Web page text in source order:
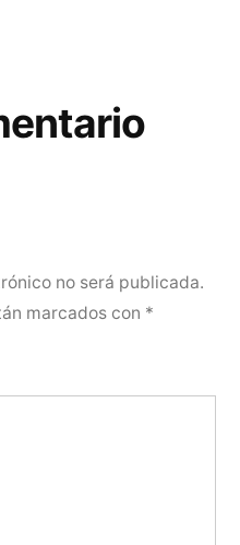
no será publicada.
marcados con *